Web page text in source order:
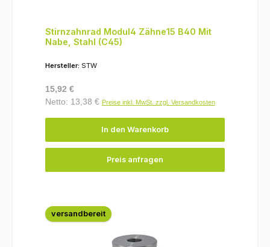
Stirnzahnrad Modul4 Zähne15 B40 Mit
Nabe, Stahl (C45)
Hersteller: STW
Regulärer Preis:
15,92 €
Netto: 13,38 € Preise inkl. MwSt. zzgl. Versandkosten
In den Warenkorb
Preis anfragen
versandbereit